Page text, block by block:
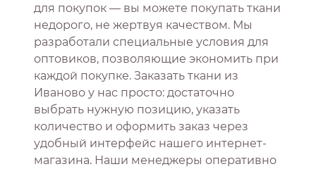
для покупок — вы можете покупать ткани
недорого, не жертвуя качеством. Мы
разработали специальные условия для
оптовиков, позволяющие экономить при
каждой покупке. Заказать ткани из
Иваново у нас просто: достаточно
выбрать нужную позицию, указать
количество и оформить заказ через
удобный интерфейс нашего интернет-
магазина. Наши менеджеры оперативно